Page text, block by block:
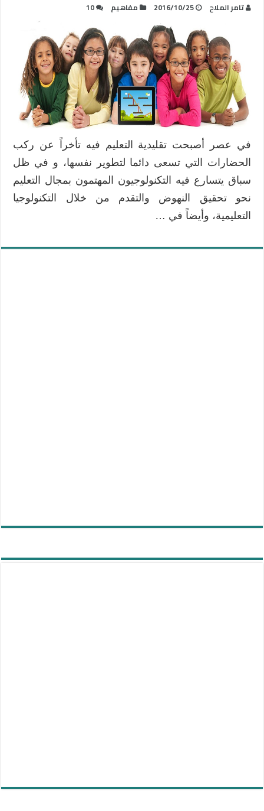
تامر الملاح 2016/10/25 مفاهيم 10
في عصر أصبحت تقليدية التعليم فيه تأخراً عن ركب
الحضارات التي تسعى دائما لتطوير نفسها، و في ظل
سباق يتسارع فيه التكنولوجيون المهتمون بمجال التعليم
نحو تحقيق النهوض والتقدم من خلال التكنولوجيا
التعليمية، وأيضاً في …